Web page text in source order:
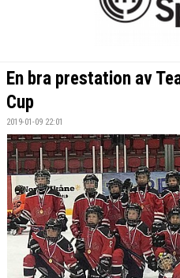
OM OSS
MEDLEMSKAP
DOKUMENT/LÄNKAR
LUND GIANTS RÖDA TRÅD
KONTAKTA OSS
En bra prestation av
Cup
2019-01-09 22:01